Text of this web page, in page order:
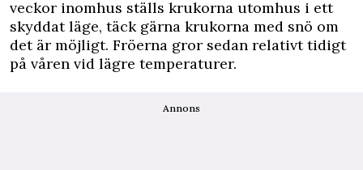
veckor inomhus ställs krukorna utomhus i ett
skyddat läge, täck gärna krukorna med snö om
det är möjligt. Fröerna gror sedan relativt tidigt
på våren vid lägre temperaturer.
Annons